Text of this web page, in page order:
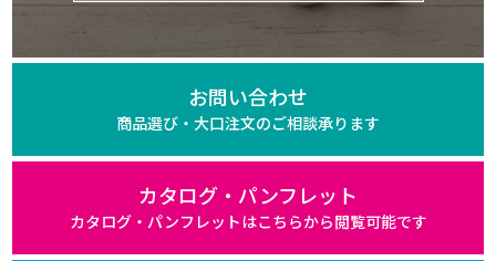
お問い合わせ
商品選び・大口注文のご相談承ります
カタログ・パンフレット
カタログ・パンフレットはこちらから閲覧可能です